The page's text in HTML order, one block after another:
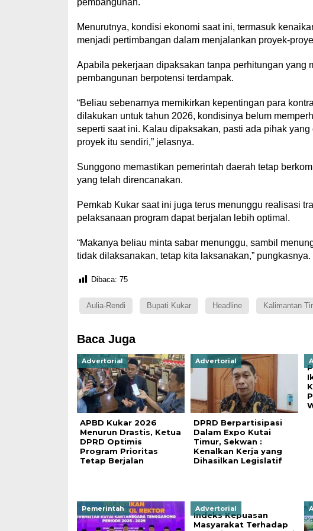
pembangunan.
Menurutnya, kondisi ekonomi saat ini, termasuk
menjadi pertimbangan dalam menjalankan proyek-
Apabila pekerjaan dipaksakan tanpa perhitungan yang
pembangunan berpotensi terdampak.
“Beliau sebenarnya memikirkan kepentingan para
dilakukan untuk tahun 2026, kondisinya belum
seperti saat ini. Kalau dipaksakan, pasti ada pihak
proyek itu sendiri,” jelasnya.
Sunggono memastikan pemerintah daerah tetap
yang telah direncanakan.
Pemkab Kukar saat ini juga terus menunggu realisasi
pelaksanaan program dapat berjalan lebih optimal.
“Makanya beliau minta sabar menunggu, sambil
tidak dilaksanakan, tetap kita laksanakan,” pungkasnya.
Dibaca: 75
Aulia-Rendi Bupati Kukar Headline Kalimantan
Baca Juga
Advertorial
APBD Kukar 2026
Menurun Drastis, Ketua
DPRD Optimis
Program Prioritas
Tetap Berjalan
Advertorial
DPRD Berpartisipasi
Dalam Expo Kutai
Timur, Sekwan :
Kenalkan Kerja yang
Dihasilkan Legislatif
Pemerintah Advertorial
Indeks Kepuasan
Masyarakat Terhadap